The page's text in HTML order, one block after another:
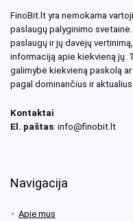
FinoBit.lt yra nemokama
paslaugų palyginimo
paslaugų ir jų davėjų
informaciją apie kiekvieną jų.
galimybė kiekvieną paskolą
pagal dominančius ir
Kontaktai
El. paštas: info@finobit.lt
Navigacija
Apie mus